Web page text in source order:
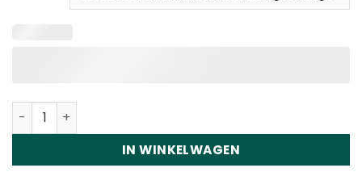
Vapsolo Super Pro 30K Puffs Disposable Vape
IN WINKELWAGEN